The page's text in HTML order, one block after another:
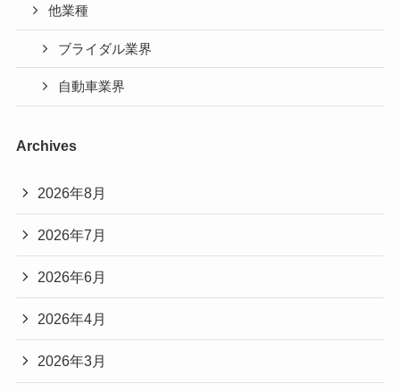
他業種
ブライダル業界
自動車業界
Archives
2026年8月
2026年7月
2026年6月
2026年4月
2026年3月